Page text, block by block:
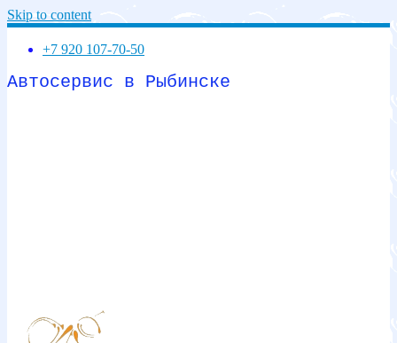
Skip to content
+7 920 107-70-50
Автосервис в Рыбинске